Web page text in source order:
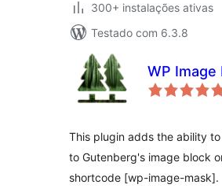
300+ instalações ativas
Testado com 6.3.8
WP Image
This plugin adds the ability
to Gutenberg's image block
shortcode [wp-image-mask].